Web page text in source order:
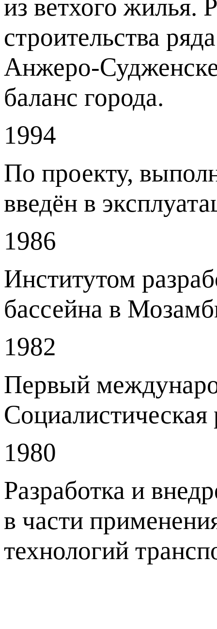
из ветхого жилья.
строительства
Анжеро-Судженске
баланс города.
1994
По проекту,
введён в
1986
Институтом
бассейна в
1982
Первый
1980
Разработка и
в части
технологий